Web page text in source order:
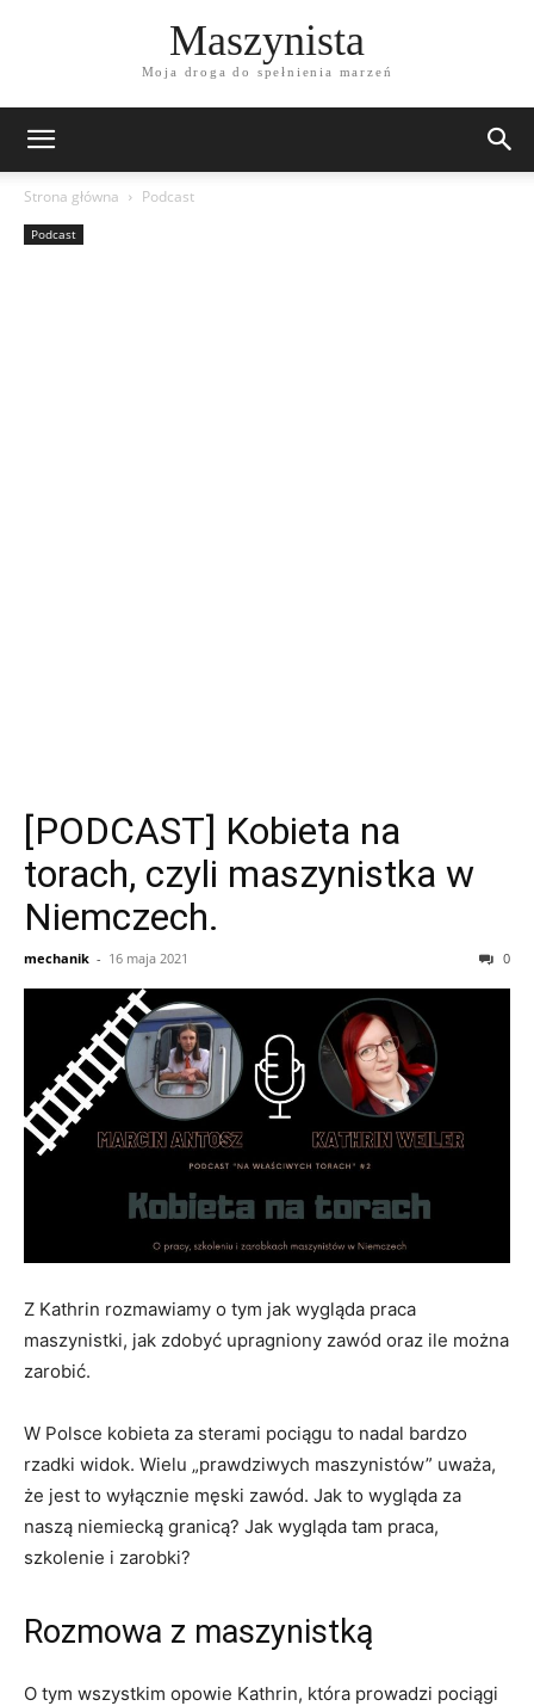
Maszynista
Moja droga do spełnienia marzeń
Strona główna Podcast
Podcast
[PODCAST] Kobieta na
torach, czyli maszynistka w
Niemczech.
mechanik - 16 maja 2021 0
Z Kathrin rozmawiamy o tym jak wygląda praca
maszynistki, jak zdobyć upragniony zawód oraz ile można
zarobić.
W Polsce kobieta za sterami pociągu to nadal bardzo
rzadki widok. Wielu „prawdziwych maszynistów” uważa,
że jest to wyłącznie męski zawód. Jak to wygląda za
naszą niemiecką granicą? Jak wygląda tam praca,
szkolenie i zarobki?
Rozmowa z maszynistką
O tym wszystkim opowie Kathrin, która prowadzi pociągi